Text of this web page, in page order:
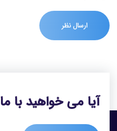
آیا می خواهید با ما